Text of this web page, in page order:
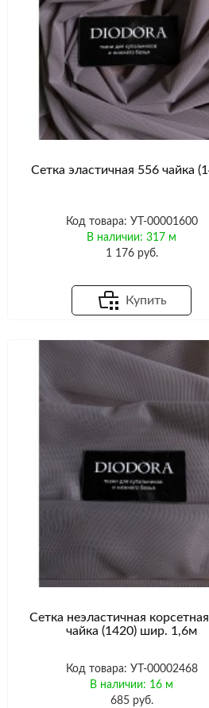
Сетка эластичная 556 чайка
Код товара: УТ-00001600
В наличии: 317 м
1 176 руб.
Купить
Сетка неэластичная
чайка (1420) шир. 1,6м
Код товара: УТ-00002468
В наличии: 16 м
685 руб.